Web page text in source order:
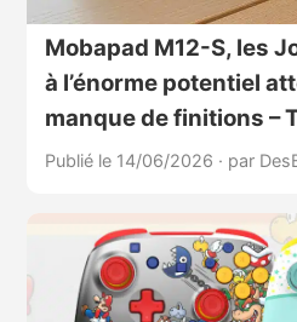
Mobapad M12-S, les
à l’énorme potentiel
manque de finitions –
Publié le 14/06/2026 · par